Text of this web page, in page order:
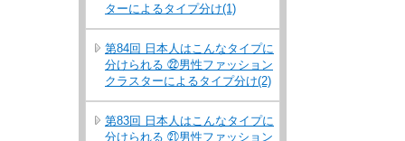
ターによるタイプ分け(1)
第84回 日本人はこんなタイプに
分けられる ㉒男性ファッション
クラスターによるタイプ分け(2)
第83回 日本人はこんなタイプに
分けられる ㉑男性ファッション